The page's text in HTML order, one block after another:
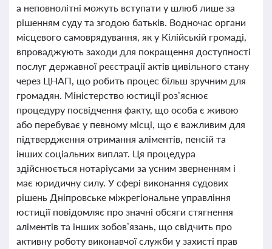
а неповнолітні можуть вступати у шлюб лише за
рішенням суду та згодою батьків. Водночас органи
місцевого самоврядування, як у Кілійській громаді,
впроваджують заходи для покращення доступності
послуг державної реєстрації актів цивільного стану
через ЦНАП, що робить процес більш зручним для
громадян. Міністерство юстиції роз’яснює
процедуру посвідчення факту, що особа є живою
або перебуває у певному місці, що є важливим для
підтвердження отримання аліментів, пенсій та
інших соціальних виплат. Ця процедура
здійснюється нотаріусами за усним зверненням і
має юридичну силу. У сфері виконання судових
рішень Дніпровське міжрегіональне управління
юстиції повідомляє про значні обсяги стягнення
аліментів та інших зобов’язань, що свідчить про
активну роботу виконавчої служби у захисті прав